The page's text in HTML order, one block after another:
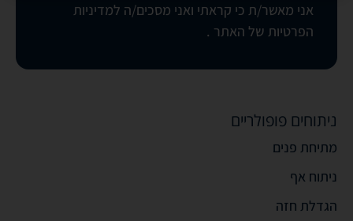
אני מאשר/ת כי קראתי ואני מסכים/ה למדיניות
הפרטיות של האתר .
ניתוחים פופולריים
מתיחת פנים
ניתוח אף
הגדלת חזה